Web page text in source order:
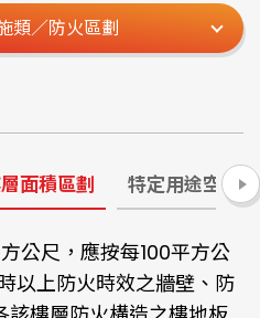
類／防火區劃
面積區劃 特定用途空間
公尺，應按每100平方公
以上防火時效之牆壁、防